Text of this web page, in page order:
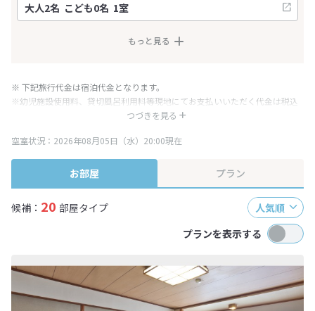
もっと見る
つづきを見る
※ 下記旅行代金は宿泊代金となります。
※幼児施設使用料、貸切風呂利用料等現地にてお支払いいただく代金は税込
み表記となりますが、消費税増税に伴い代金が一部変更となる場合がござい
※表示されている旅行代金・プラン内容は一定時間ごとに更新されます。最
終確認画面でご確認ください。
空室状況：2026年08月05日（水）20:00現在
お部屋 プラン
候補： 20 部屋タイプ
人気順
プランを表示する